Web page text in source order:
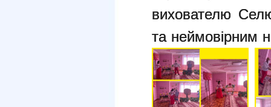
вихователю
та неймовірним